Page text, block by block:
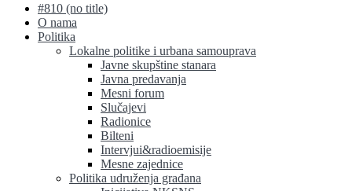
#810 (no title)
O nama
Politika
Lokalne politike i urbana samouprava
Javne skupštine stanara
Javna predavanja
Mesni forum
Slučajevi
Radionice
Bilteni
Intervjui&radioemisije
Mesne zajednice
Politika udruženja građana